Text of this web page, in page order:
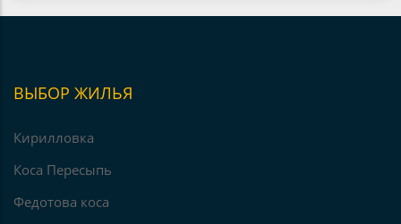
ВЫБОР ЖИЛЬЯ
Кирилловка
Коса Пересыпь
Федотова коса